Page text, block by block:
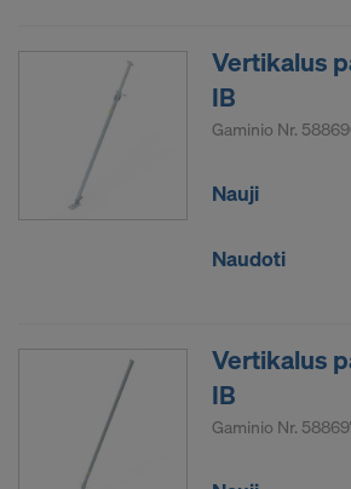
Vertikalus
IB
Gaminio Nr.
Nauji
Naudoti
Vertikalus
IB
Gaminio Nr.